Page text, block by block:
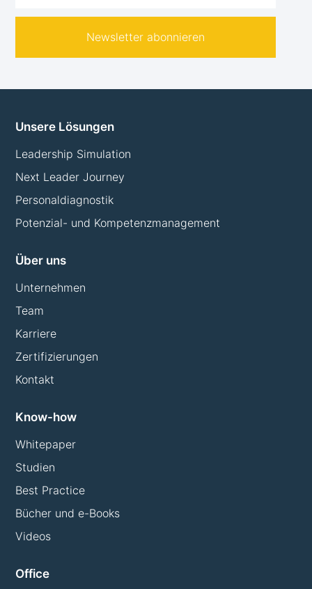
Newsletter abonnieren
Unsere Lösungen
Leadership Simulation
Next Leader Journey
Personaldiagnostik
Potenzial- und Kompetenzmanagement
Über uns
Unternehmen
Team
Karriere
Zertifizierungen
Kontakt
Know-how
Whitepaper
Studien
Best Practice
Bücher und e-Books
Videos
Office